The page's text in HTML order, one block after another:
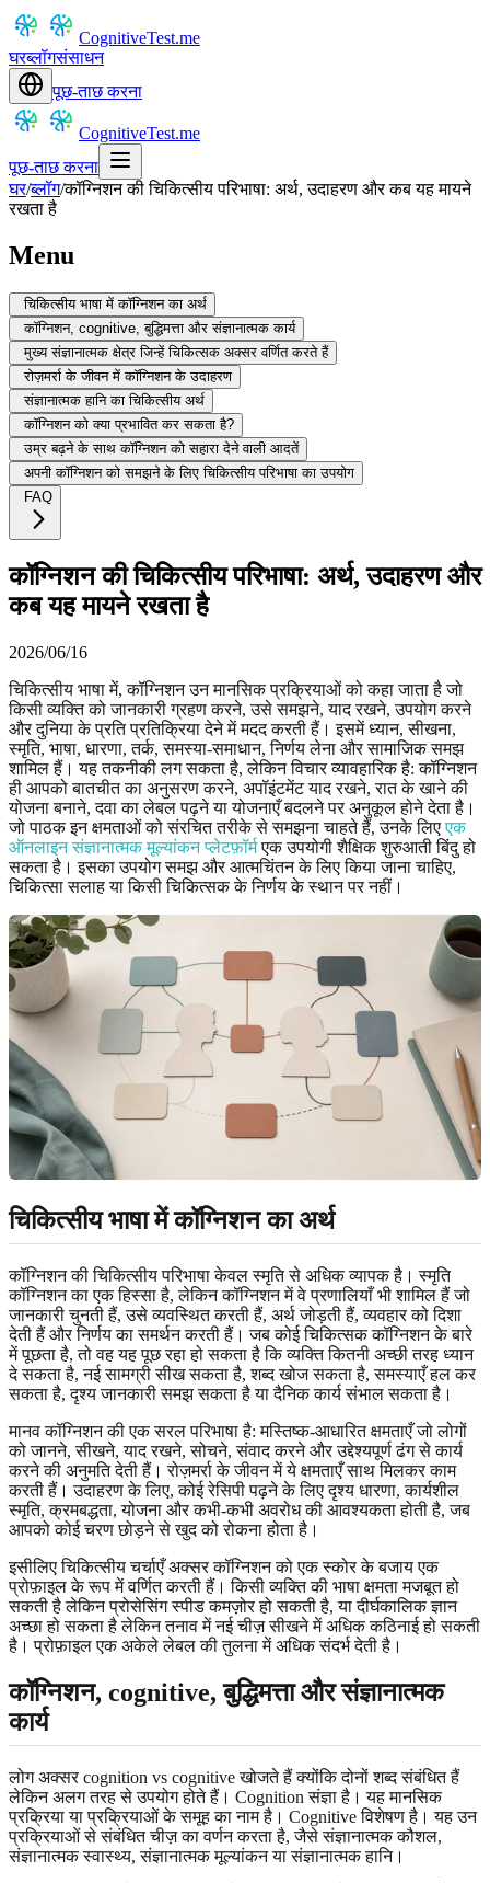
CognitiveTest.me
घरब्लॉगसंसाधन
पूछ-ताछ करना
CognitiveTest.me
पूछ-ताछ करना
घर/ब्लॉग/कॉग्निशन की चिकित्सीय परिभाषा: अर्थ, उदाहरण और कब यह मायने
रखता है
Menu
चिकित्सीय भाषा में कॉग्निशन का अर्थ
कॉग्निशन, cognitive, बुद्धिमत्ता और संज्ञानात्मक कार्य
मुख्य संज्ञानात्मक क्षेत्र जिन्हें चिकित्सक अक्सर वर्णित करते हैं
रोज़मर्रा के जीवन में कॉग्निशन के उदाहरण
संज्ञानात्मक हानि का चिकित्सीय अर्थ
कॉग्निशन को क्या प्रभावित कर सकता है?
उम्र बढ़ने के साथ कॉग्निशन को सहारा देने वाली आदतें
अपनी कॉग्निशन को समझने के लिए चिकित्सीय परिभाषा का उपयोग
FAQ
कॉग्निशन की चिकित्सीय परिभाषा: अर्थ, उदाहरण और
कब यह मायने रखता है
2026/06/16
चिकित्सीय भाषा में, कॉग्निशन उन मानसिक प्रक्रियाओं को कहा जाता है जो
किसी व्यक्ति को जानकारी ग्रहण करने, उसे समझने, याद रखने, उपयोग करने
और दुनिया के प्रति प्रतिक्रिया देने में मदद करती हैं। इसमें ध्यान, सीखना,
स्मृति, भाषा, धारणा, तर्क, समस्या-समाधान, निर्णय लेना और सामाजिक समझ
शामिल हैं। यह तकनीकी लग सकता है, लेकिन विचार व्यावहारिक है: कॉग्निशन
ही आपको बातचीत का अनुसरण करने, अपॉइंटमेंट याद रखने, रात के खाने की
योजना बनाने, दवा का लेबल पढ़ने या योजनाएँ बदलने पर अनुकूल होने देता है।
जो पाठक इन क्षमताओं को संरचित तरीके से समझना चाहते हैं, उनके लिएएक
ऑनलाइन संज्ञानात्मक मूल्यांकन प्लेटफ़ॉर्मएक उपयोगी शैक्षिक शुरुआती बिंदु हो
सकता है। इसका उपयोग समझ और आत्मचिंतन के लिए किया जाना चाहिए,
चिकित्सा सलाह या किसी चिकित्सक के निर्णय के स्थान पर नहीं।
चिकित्सीय भाषा में कॉग्निशन का अर्थ
कॉग्निशन की चिकित्सीय परिभाषा केवल स्मृति से अधिक व्यापक है। स्मृति
कॉग्निशन का एक हिस्सा है, लेकिन कॉग्निशन में वे प्रणालियाँ भी शामिल हैं जो
जानकारी चुनती हैं, उसे व्यवस्थित करती हैं, अर्थ जोड़ती हैं, व्यवहार को दिशा
देती हैं और निर्णय का समर्थन करती हैं। जब कोई चिकित्सक कॉग्निशन के बारे
में पूछता है, तो वह यह पूछ रहा हो सकता है कि व्यक्ति कितनी अच्छी तरह ध्यान
दे सकता है, नई सामग्री सीख सकता है, शब्द खोज सकता है, समस्याएँ हल कर
सकता है, दृश्य जानकारी समझ सकता है या दैनिक कार्य संभाल सकता है।
मानव कॉग्निशन की एक सरल परिभाषा है: मस्तिष्क-आधारित क्षमताएँ जो लोगों
को जानने, सीखने, याद रखने, सोचने, संवाद करने और उद्देश्यपूर्ण ढंग से कार्य
करने की अनुमति देती हैं। रोज़मर्रा के जीवन में ये क्षमताएँ साथ मिलकर काम
करती हैं। उदाहरण के लिए, कोई रेसिपी पढ़ने के लिए दृश्य धारणा, कार्यशील
स्मृति, क्रमबद्धता, योजना और कभी-कभी अवरोध की आवश्यकता होती है, जब
आपको कोई चरण छोड़ने से खुद को रोकना होता है।
इसीलिए चिकित्सीय चर्चाएँ अक्सर कॉग्निशन को एक स्कोर के बजाय एक
प्रोफ़ाइल के रूप में वर्णित करती हैं। किसी व्यक्ति की भाषा क्षमता मजबूत हो
सकती है लेकिन प्रोसेसिंग स्पीड कमज़ोर हो सकती है, या दीर्घकालिक ज्ञान
अच्छा हो सकता है लेकिन तनाव में नई चीज़ सीखने में अधिक कठिनाई हो सकती
है। प्रोफ़ाइल एक अकेले लेबल की तुलना में अधिक संदर्भ देती है।
कॉग्निशन, cognitive, बुद्धिमत्ता और संज्ञानात्मक
कार्य
लोग अक्सर cognition vs cognitive खोजते हैं क्योंकि दोनों शब्द संबंधित हैं
लेकिन अलग तरह से उपयोग होते हैं। Cognition संज्ञा है। यह मानसिक
प्रक्रिया या प्रक्रियाओं के समूह का नाम है। Cognitive विशेषण है। यह उन
प्रक्रियाओं से संबंधित चीज़ का वर्णन करता है, जैसे संज्ञानात्मक कौशल,
संज्ञानात्मक स्वास्थ्य, संज्ञानात्मक मूल्यांकन या संज्ञानात्मक हानि।